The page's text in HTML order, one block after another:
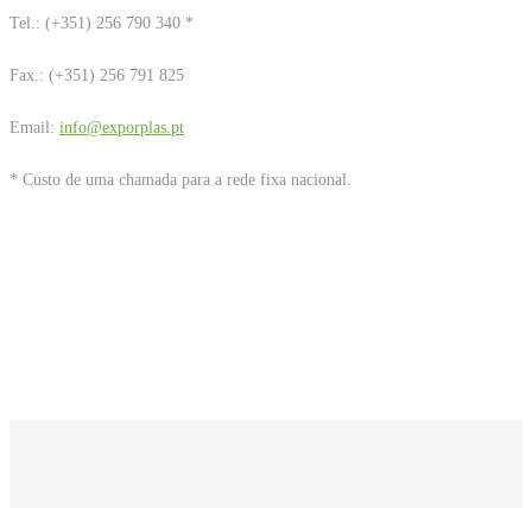
Tel.: (+351) 256 790 340 *
Fax.: (+351) 256 791 825
Email: info@exporplas.pt
* Custo de uma chamada para a rede fixa nacional.